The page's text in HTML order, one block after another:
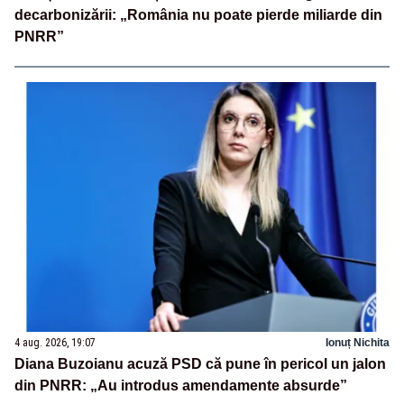
decarbonizării: „România nu poate pierde miliarde din
PNRR”
4 aug. 2026, 19:07 Ionuț Nichita
Diana Buzoianu acuză PSD că pune în pericol un jalon
din PNRR: „Au introdus amendamente absurde”